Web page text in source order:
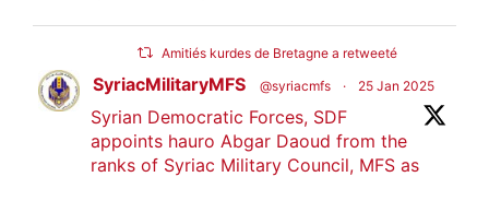
Amitiés kurdes de Bretagne a retweeté
SyriacMilitaryMFS @syriacmfs · 25 Jan 2025
Syrian Democratic Forces, SDF
appoints hauro Abgar Daoud from the
ranks of Syriac Military Council, MFS as